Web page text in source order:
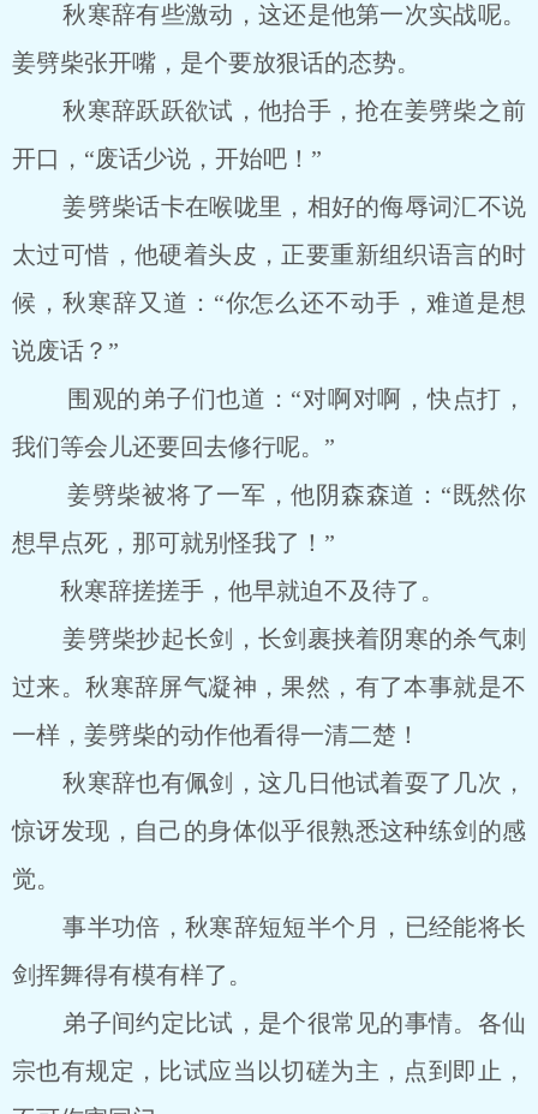
秋寒辞有些激动，这还是他第一次实战呢。
姜劈柴张开嘴，是个要放狠话的态势。
秋寒辞跃跃欲试，他抬手，抢在姜劈柴之前
开口，“废话少说，开始吧！”
姜劈柴话卡在喉咙里，相好的侮辱词汇不说
太过可惜，他硬着头皮，正要重新组织语言的时
候，秋寒辞又道：“你怎么还不动手，难道是想
说废话？”
围观的弟子们也道：“对啊对啊，快点打，
我们等会儿还要回去修行呢。”
姜劈柴被将了一军，他阴森森道：“既然你
想早点死，那可就别怪我了！”
秋寒辞搓搓手，他早就迫不及待了。
姜劈柴抄起长剑，长剑裹挟着阴寒的杀气刺
过来。秋寒辞屏气凝神，果然，有了本事就是不
一样，姜劈柴的动作他看得一清二楚！
秋寒辞也有佩剑，这几日他试着耍了几次，
惊讶发现，自己的身体似乎很熟悉这种练剑的感
觉。
事半功倍，秋寒辞短短半个月，已经能将长
剑挥舞得有模有样了。
弟子间约定比试，是个很常见的事情。各仙
宗也有规定，比试应当以切磋为主，点到即止，